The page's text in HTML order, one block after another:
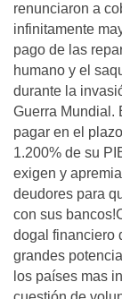
renunciaron a
infinitamente
pago de las
humano y el
durante la
Guerra Mundial.
pagar en el
1.200% de su
exigen y
deudores para
con sus
dogal financiero
grandes
los países mas